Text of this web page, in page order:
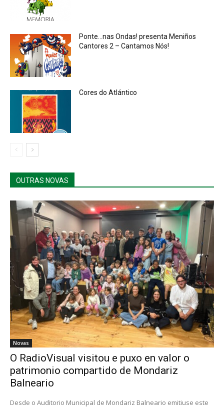
Ponte…nas Ondas! presenta Meniños
Cantores 2 – Cantamos Nós!
Cores do Atlántico
OUTRAS NOVAS
Novas
O RadioVisual visitou e puxo en valor o
patrimonio compartido de Mondariz
Balneario
Desde o Auditorio Municipal de Mondariz Balneario emitiuse este